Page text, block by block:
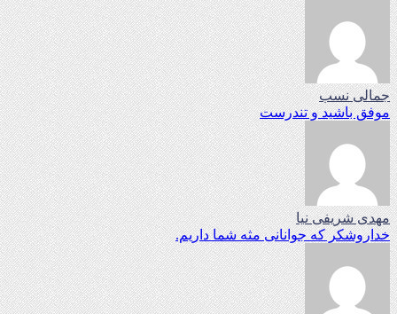
جمالی نسب
موفق باشید و تندرست
مهدی شریفی نیا
خداروشکر که جوانانی مثه شما داریم.